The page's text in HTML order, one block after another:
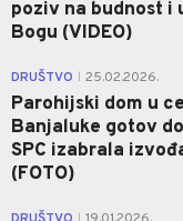
poziv na budnost i
Bogu (VIDEO)
DRUŠTVO 25.02.2026.
Parohijski dom u
Banjaluke gotov
SPC izabrala
(FOTO)